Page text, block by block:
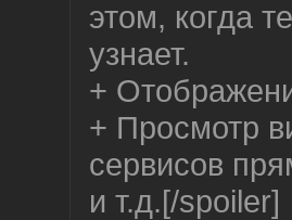
этом, когда
узнает.
+
+ Просмотр
сервисов
и т.д.[/spoiler]